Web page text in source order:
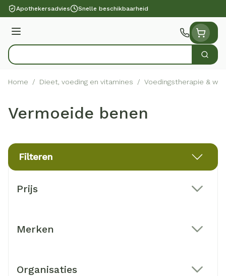
Ga naar de inhoud
Apothekersadvies Snelle beschikbaarheid
Menu
Product, merk, categorie... Zoek
Home / Dieet, voeding en vitamines / Voedingstherapie &
Vermoeide benen
Filteren
Prijs
Merken
Organisaties